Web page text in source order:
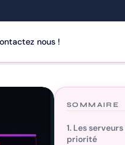
nous !
SOMMAIRE
1. Les
priorité